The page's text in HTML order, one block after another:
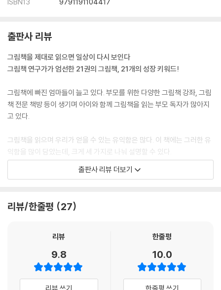
더 읽으면 좋은 책_ 『엄마의 마음 저축』
오늘의 그림책 인문학_ 대화
더 읽으면 좋은 책_ 『아이의 마음을 움직이는 한마디』
오늘의 그림책 인문학_ 인생
더 읽으면 좋은 책_ 『100세 시대를 준비하는 열 번의 성장』
19. 내면아이를 끌어안는 일_ 『어른들 안에는 아이가 산대』
더 읽으면 좋은 책_ 『자기 돌봄』
20. 어떤 일상을 선택할지는 나에게 달렸다_ 『두 갈래 길』
오늘의 그림책 인문학_ 태도
더 읽으면 좋은 책_ 『햇빛은 찬란하고 인생은 귀하니까요』
오늘의 그림책 인문학_ 행운
더 읽으면 좋은 책_ 『두 번째 산』
나오며 엄마부터 아이까지 일상이 풍요로워지는 시간
출판사 리뷰
그림책을 제대로 읽으면 일상이 다시 보인다
그림책 연구가가 엄선한 21권의 그림책, 21개의 성장 키워드!
그림책에 빠진 엄마들이 늘고 있다. 부모를 위한 다양한 그림책 강좌, 그림
책 전문 책방 등이 생기며 아이와 함께 그림책을 읽는 부모 독자가 많아지
고 있다.
그림책을 읽으며 우리가 얻을 수 있는 유익함은 많다. 이 책에는 그러한 유
익함을 많이 담았는데, 크게 세 가지로 나눠 설명할 수 있다.
첫째, 아이를 깊이 이해하고 육아의 도움을 받기 위함이다. 그림책에는 아
『숲에서 보낸 마법 같은 하루』 등을 소개했다.
둘째, 복잡한 문제를 안고 사는 부모에게 그림책은 오히려 단순하게 마음
자에서 혼자만의 시간을 보내기를 좋아하는 곰씨의 시간을 방해하는 토끼
가족이 나온다. 거기서 곰씨는 거절의 말을 못해 곤란한 지경에 이른다. 우
리도 사람들과의 관계 속에서 싫은 소리를 못해서 불편한 마음을 느낀 적
출판사 리뷰 더보기
리뷰/한줄평 27
리뷰
9.8
한줄평
10.0